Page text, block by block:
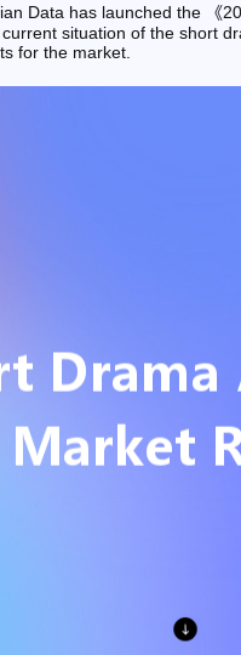
Data has launched the 《
situation of the short
for the market.